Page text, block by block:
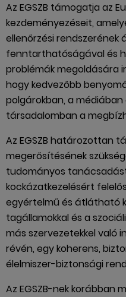
Az EGSZB támogatja az
kezdeményezéseit,
ellenőrzési
fenntarthatóságával és
problémák megoldására
hogy kedvezőbb
polgárokban, a médiában
társadalomban a
Az EGSZB határozottan
megerősítésének
tudományos
kockázatkezelésért
egyértelmű és átlátható
tagállamokkal és a
más szervezetekkel való
révén, egy koherens,
élelmiszer-biztonsági
Az EGSZB-nek korábban